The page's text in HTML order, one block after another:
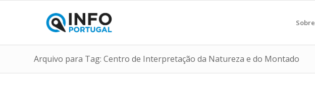
Sobre
Arquivo para Tag: Centro de Interpretação da Natureza e do Montado